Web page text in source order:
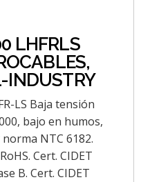
LHFRLS
INDUSTRY
LS Baja tensión
bajo en humos,
NTC 6182.
Cert. CIDET
B. Cert. CIDET